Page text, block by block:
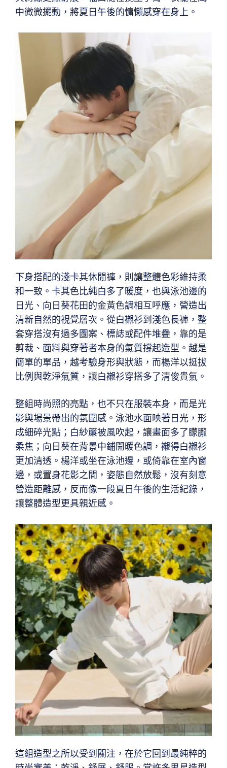
中微微擺動，將夏日午後的慵懶感穿在身上。
下身搭配的淺卡其休閒褲，則讓整體色彩維持柔
和一致。卡其色比純白多了暖度，也與泳池邊的
日光、向日葵花田的金黃色調相互呼應，營造出
清新自然的視覺層次。從白襯衫到淺色長褲，整
套穿搭沒有過多圖案、標誌或配件堆疊，靠的是
剪裁、面料與穿著者本身的氣質撐起造型。越是
簡單的單品，越考驗身形與狀態，而楊洋以挺拔
比例與乾淨氣質，讓白襯衫穿搭多了清俊貴氣。
整組時尚照的亮點，也不只在服裝本身，而是光
影與場景帶出的氛圍感。泳池水面映著日光，形
成細碎光點；白紗簾被風吹起，讓畫面多了朦朧
柔焦；向日葵在背景中鋪開暖色調，襯得白襯衫
更加清透。楊洋或坐在泳池邊，或倚靠在室內窗
邊，或置身花影之間，姿態自然放鬆，沒有刻意
營造距離感，反而像一段夏日午後的生活紀錄，
讓整體造型更具親近感。
這組造型之所以受到關注，在於它回到最純粹的